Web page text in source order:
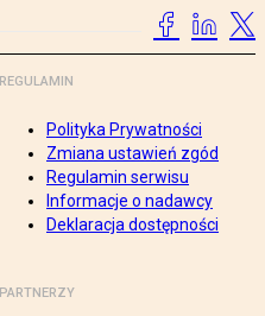
REGULAMIN
Polityka Prywatności
Zmiana ustawień zgód
Regulamin serwisu
Informacje o nadawcy
Deklaracja dostępności
PARTNERZY